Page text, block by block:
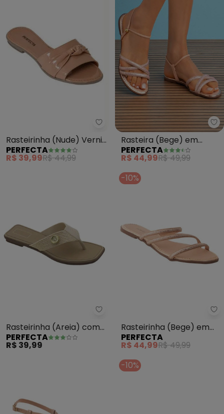
Perfecta - Rasteirinha (Nude)
Rasteirinha (Nude) Verniz
com Laço Decorativo
PERFECTA
R$ 39,99R$ 44,99
Rasteira (Bege) em
Material Sintético
PERFECTA
R$ 44,99R$ 49,99
Perfecta - Rasteirinha (Areia)
Rasteirinha (Areia) com
Solado Flexível
PERFECTA
R$ 39,99
-10%
Rasteirinha (Bege) em
Sintético
PERFECTA
R$ 44,99R$ 49,99
-10%